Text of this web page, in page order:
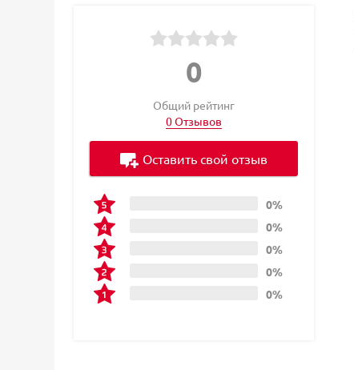
0
Общий рейтинг
0 Отзывов
0%
0%
0%
0%
0%
Оставить свой отзыв